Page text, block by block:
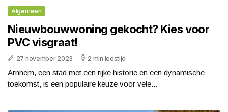
Algemeen
Nieuwbouwwoning gekocht? Kies voor
PVC visgraat!
27 november 2023 2 min leestijd
Arnhem, een stad met een rijke historie en een dynamische
toekomst, is een populaire keuze voor vele...